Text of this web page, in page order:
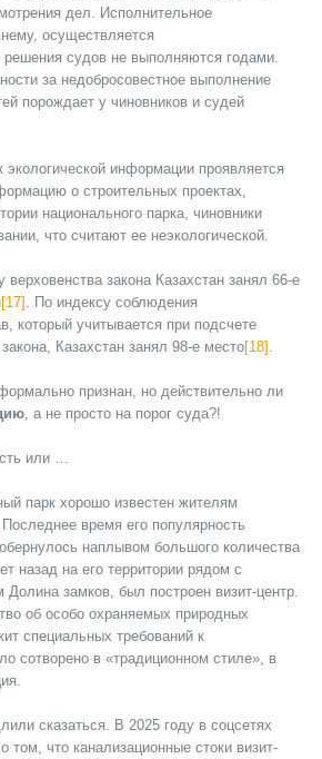
дел. Исполнительное
осуществляется
решения судов не выполняются годами.
за недобросовестное выполнение
порождает у чиновников и судей
экологической информации проявляется
о строительных проектах,
национального парка, чиновники
что считают ее неэкологической.
верховенства закона Казахстан занял 66-е
[17] . По индексу соблюдения
который учитывается при подсчете
Казахстан занял 98-е место[18]
признан, но действительно ли
, а не просто на порог суда?!
или …
парк хорошо известен жителям
время его популярность
наплывом большого количества
назад на его территории рядом с
замков, был построен визит-центр.
об особо охраняемых природных
специальных требований к
сотворено в «традиционном стиле», в
сказаться. В 2025 году в соцсетях
том, что канализационные стоки визит-